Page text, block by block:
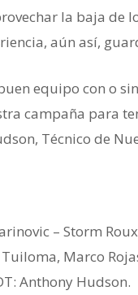
la baja de
aún así,
equipo con o
campaña para
Técnico de
– Storm
Marco
Anthony Hudson.